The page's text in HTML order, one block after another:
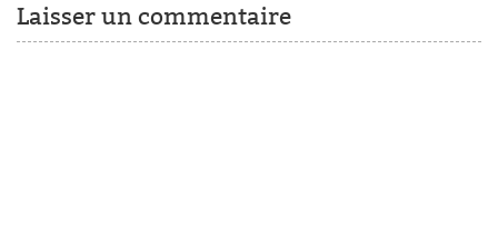
Laisser un commentaire